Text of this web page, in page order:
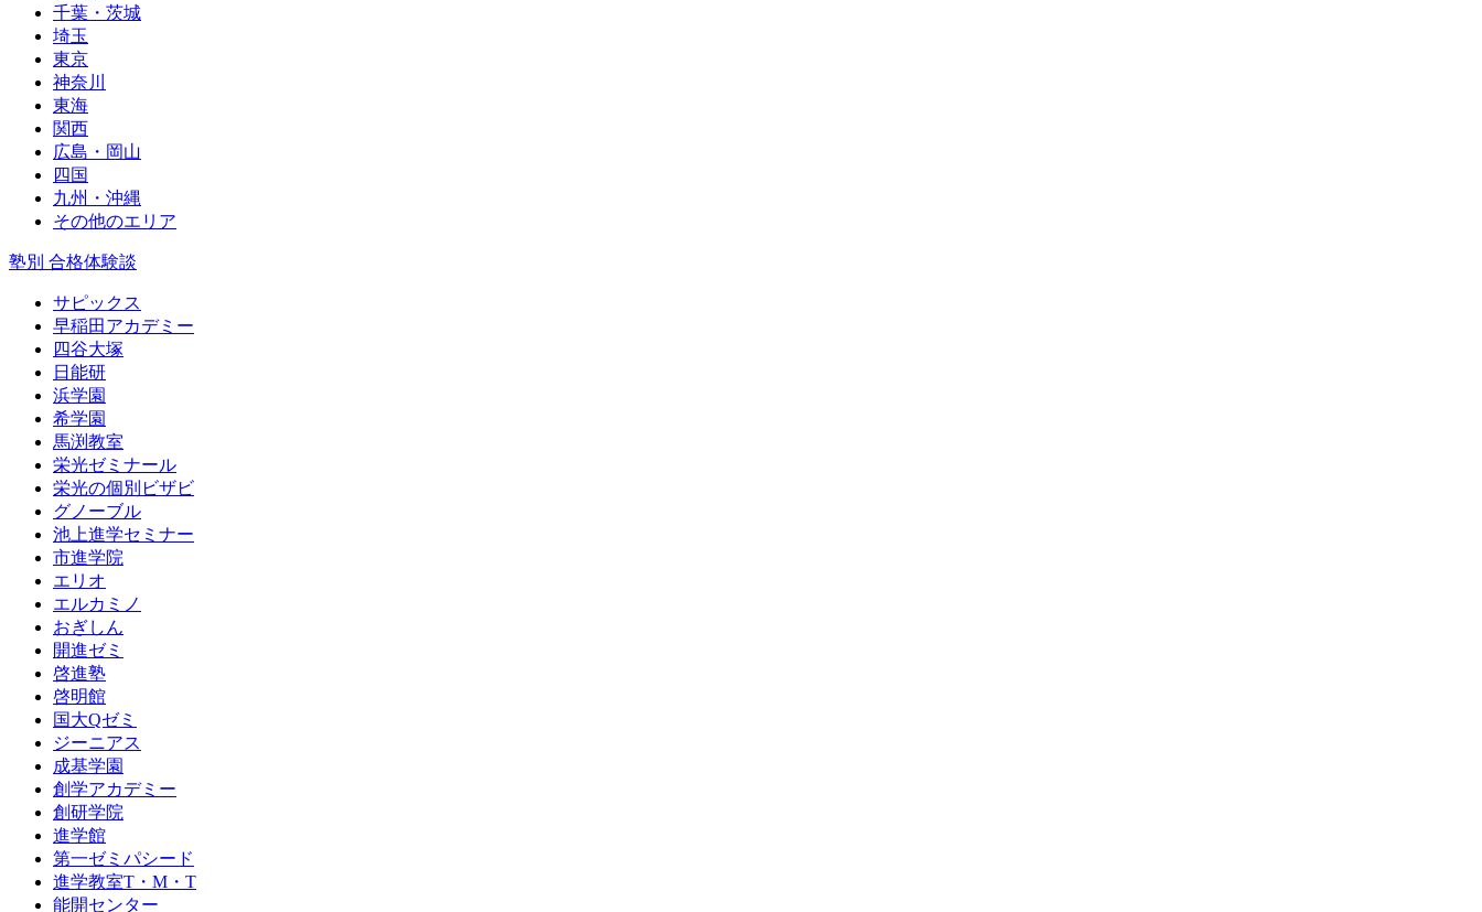
千葉・茨城
埼玉
東京
神奈川
東海
関西
広島・岡山
四国
九州・沖縄
その他のエリア
塾別 合格体験談
サピックス
早稲田アカデミー
四谷大塚
日能研
浜学園
希学園
馬渕教室
栄光ゼミナール
栄光の個別ビザビ
グノーブル
池上進学セミナー
市進学院
エリオ
エルカミノ
おぎしん
開進ゼミ
啓進塾
啓明館
国大Qゼミ
ジーニアス
成基学園
創学アカデミー
創研学院
進学館
第一ゼミパシード
進学教室T・М・T
能開センター